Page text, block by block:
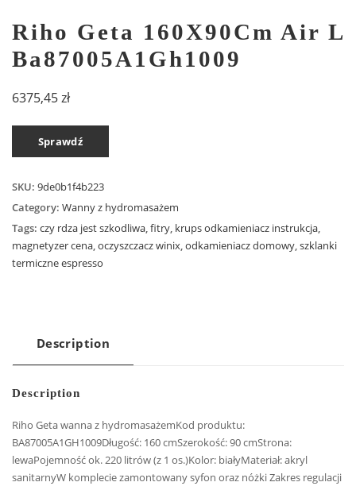
Riho Geta 160X90Cm Air L
Ba87005A1Gh1009
6375,45zł
Sprawdź
SKU: 9de0b1f4b223
Category: Wanny z hydromasażem
Tags: czy rdza jest szkodliwa,fitry, krups odkamieniacz instrukcja,
magnetyzer cena,oczyszczacz winix,odkamieniacz domowy,szklanki
termiczne espresso
Description
Description
Riho Geta wanna z hydromasażemKod produktu:
BA87005A1GH1009Długość: 160 cmSzerokość: 90 cmStrona:
lewaPojemność ok. 220 litrów (z 1 os.)Kolor: białyMateriał: akryl
sanitarnyW komplecie zamontowany syfon oraz nóżki Zakres regulacji